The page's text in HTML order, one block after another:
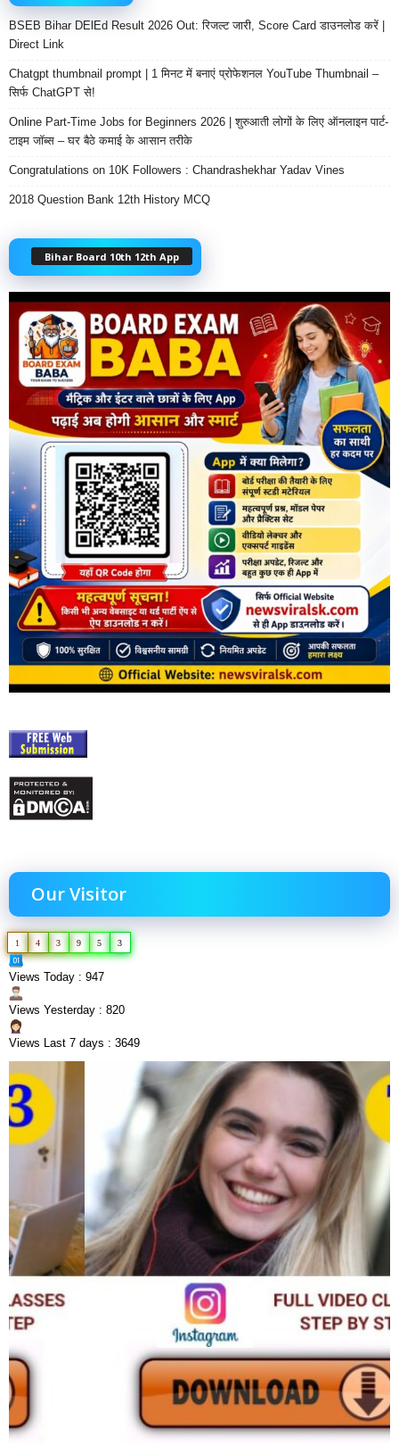
BSEB Bihar DElEd Result 2026 Out: रिजल्ट जारी, Score Card डाउनलोड करें |
Direct Link
Chatgpt thumbnail prompt | 1 मिनट में बनाएं प्रोफेशनल YouTube Thumbnail –
सिर्फ ChatGPT से!
Online Part-Time Jobs for Beginners 2026 | शुरुआती लोगों के लिए ऑनलाइन पार्ट-
टाइम जॉब्स – घर बैठे कमाई के आसान तरीके
Congratulations on 10K Followers : Chandrashekhar Yadav Vines
2018 Question Bank 12th History MCQ
Bihar Board 10th 12th App
Our Visitor
1 4 3 9 5 3
Views Today : 947
Views Yesterday : 820
Views Last 7 days : 3649